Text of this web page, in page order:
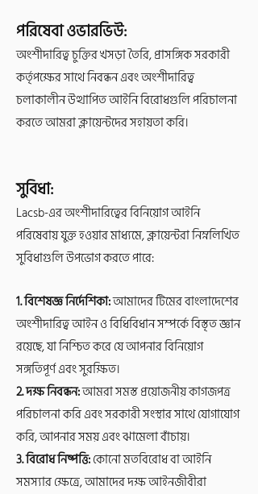
পরিষেবা ওভারভিউ:
অংশীদারিত্ব চুক্তির খসড়া তৈরি, প্রাসঙ্গিক সরকারী
কর্তৃপক্ষের সাথে নিবন্ধন এবং অংশীদারিত্ব
চলাকালীন উত্থাপিত আইনি বিরোধগুলি পরিচালনা
করতে আমরা ক্লায়েন্টদের সহায়তা করি।
সুবিধা:
Lacsb-এর অংশীদারিত্বের বিনিয়োগ আইনি
পরিষেবায় যুক্ত হওয়ার মাধ্যমে, ক্লায়েন্টরা নিম্নলিখিত
সুবিধাগুলি উপভোগ করতে পারে:
1. বিশেষজ্ঞ নির্দেশিকা:আমাদের টিমের বাংলাদেশের
অংশীদারিত্ব আইন ও বিধিবিধান সম্পর্কে বিস্তৃত জ্ঞান
রয়েছে, যা নিশ্চিত করে যে আপনার বিনিয়োগ
সঙ্গতিপূর্ণ এবং সুরক্ষিত।
2. দক্ষ নিবন্ধন:আমরা সমস্ত প্রয়োজনীয় কাগজপত্র
পরিচালনা করি এবং সরকারী সংস্থার সাথে যোগাযোগ
করি, আপনার সময় এবং ঝামেলা বাঁচায়।
3. বিরোধ নিষ্পত্তি:কোনো মতবিরোধ বা আইনি
সমস্যার ক্ষেত্রে, আমাদের দক্ষ আইনজীবীরা